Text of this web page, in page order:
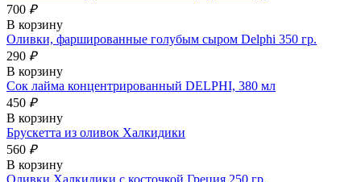
700 ₽
В корзину
Оливки, фаршированные голубым сыром Delphi 350 гр.
290 ₽
В корзину
Сок лайма концентрированный DELPHI, 380 мл
450 ₽
В корзину
Брускетта из оливок Халкидики
560 ₽
В корзину
Оливки Халкидики с косточкой Греция 250 гр.